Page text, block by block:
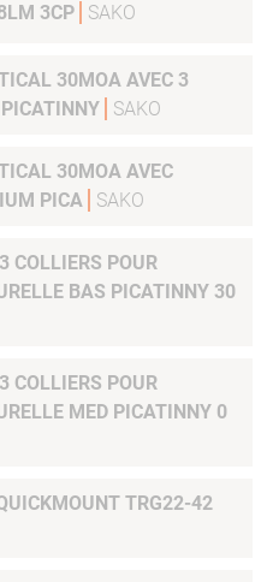
3CP SAKO
30MOA AVEC 3
SAKO
30MOA AVEC
PICA
SAKO
COLLIERS POUR
BAS PICATINNY 30
COLLIERS POUR
MED PICATINNY 0
TRG22-42